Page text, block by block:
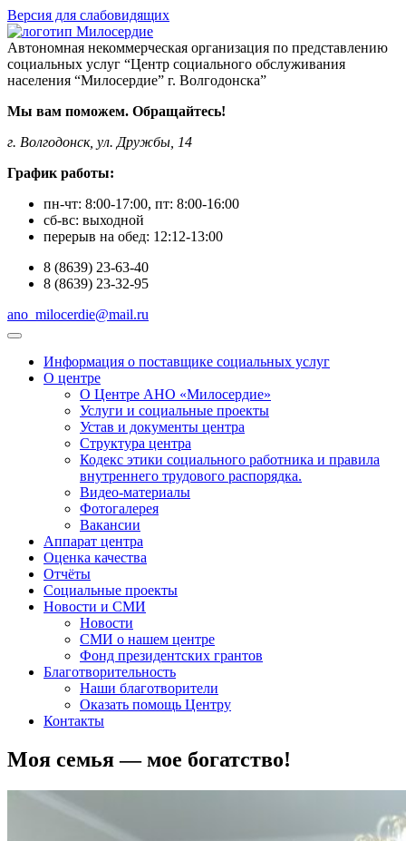
Версия для слабовидящих
Автономная некоммерческая организация по представлению
социальных услуг “Центр социального обслуживания
населения “Милосердие” г. Волгодонска”
Мы вам поможем. Обращайтесь!
г. Волгодонск, ул. Дружбы, 14
График работы:
пн-чт: 8:00-17:00, пт: 8:00-16:00
сб-вс: выходной
перерыв на обед: 12:12-13:00
8 (8639) 23-63-40
8 (8639) 23-32-95
ano_milocerdie@mail.ru
Информация о поставщике социальных услуг
О центре
О Центре АНО «Милосердие»
Услуги и социальные проекты
Устав и документы центра
Структура центра
Кодекс этики социального работника и правила
внутреннего трудового распорядка.
Видео-материалы
Фотогалерея
Вакансии
Аппарат центра
Оценка качества
Отчёты
Социальные проекты
Новости и СМИ
Новости
СМИ о нашем центре
Фонд президентских грантов
Благотворительность
Наши благотворители
Оказать помощь Центру
Контакты
Моя семья — мое богатство!